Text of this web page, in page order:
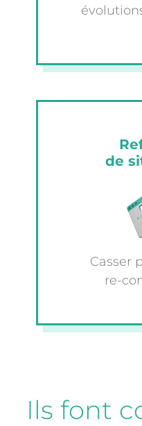
de
Casser
re-
Ils font